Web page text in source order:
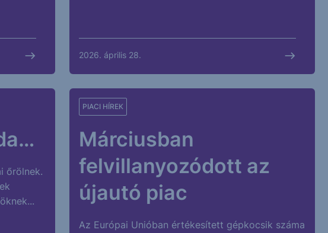
2026. április 28.
őrölnek.
Márciusban
felvillanyozódott az
újautó piac
PIACI HÍREK
Az Európai Unióban értékesített gépkocsik száma